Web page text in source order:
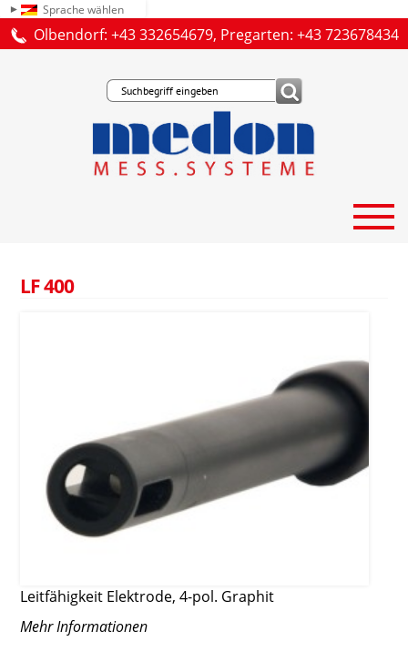
Sprache wählen
Olbendorf: +43 332654679, Pregarten: +43 723678434
LF 400
Leitfähigkeit Elektrode, 4-pol. Graphit
Mehr Informationen